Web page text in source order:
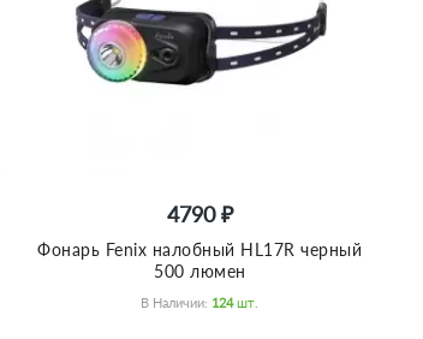
4790 ₽
Фонарь Fenix налобный HL17R черный
500 люмен
В Наличии: 124 Шт.